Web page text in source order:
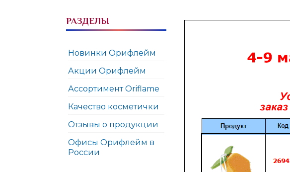
РАЗДЕЛЫ
Новинки Орифлейм
Акции Орифлейм
Ассортимент Oriflame
Качество косметички
Отзывы о продукции
Офисы Орифлейм в
России